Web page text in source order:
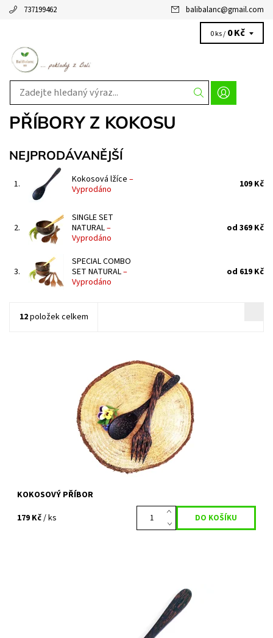
737199462 balibalanc@gmail.com
0 ks / 0 Kč
PŘÍBORY Z KOKOSU
NEJPRODÁVANĚJŠÍ
1. Kokosová lžíce –
Vyprodáno
109 Kč
2.
SINGLE SET
NATURAL–
Vyprodáno
od 369 Kč
3.
SPECIAL COMBO
SET NATURAL–
Vyprodáno
od 619 Kč
12položek celkem
Vyprodáno
KOKOSOVÝ PŘÍBOR
179 Kč/ ks